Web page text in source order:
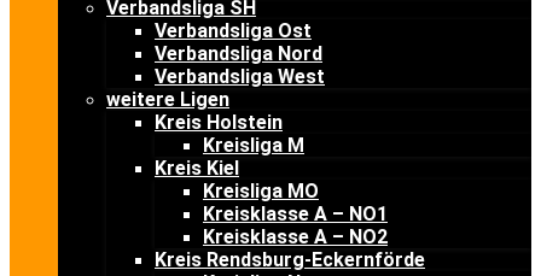
Verbandsliga SH
Verbandsliga Ost
Verbandsliga Nord
Verbandsliga West
weitere Ligen
Kreis Holstein
Kreisliga M
Kreis Kiel
Kreisliga MO
Kreisklasse A – NO1
Kreisklasse A – NO2
Kreis Rendsburg-Eckernförde